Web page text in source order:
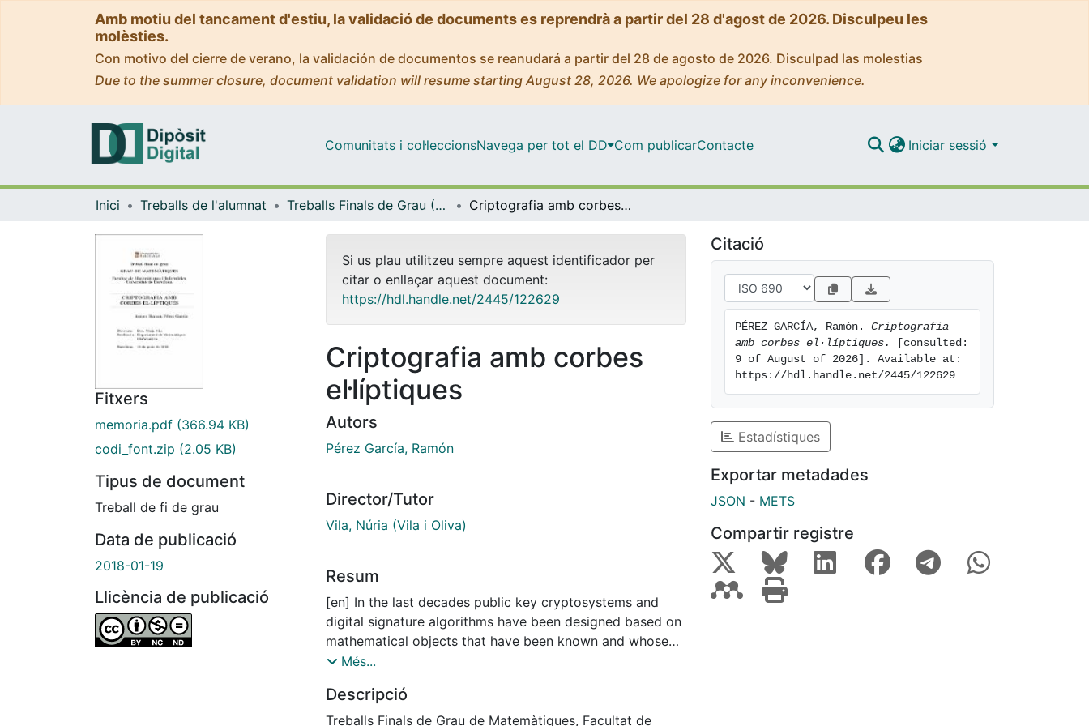
Amb motiu del tancament d'estiu, la validació de documents es reprendrà a partir del 28 d'agost de 2026. Disculpeu les
molèsties.
Con motivo del cierre de verano, la validación de documentos se reanudará a partir del 28 de agosto de 2026. Disculpad las molestias
Due to the summer closure, document validation will resume starting August 28, 2026. We apologize for any inconvenience.
Comunitats i col·leccionsNavega per tot el DD Com publicarContacte Iniciar sessió
Inici Treballs de l'alumnat Treballs Finals de Grau (TFG) - Matemàtiques Criptografia amb corbes el·líptiques
Fitxers
memoria.pdf (366.94 KB)
codi_font.zip (2.05 KB)
Tipus de document
Treball de fi de grau
Data de publicació
2018-01-19
Llicència de publicació
Si us plau utilitzeu sempre aquest identificador per
citar o enllaçar aquest document:
https://hdl.handle.net/2445/122629
Criptografia amb corbes
el·líptiques
Autors
Pérez García, Ramón
Director/Tutor
Vila, Núria (Vila i Oliva)
Resum
[en] In the last decades public key cryptosystems and
digital signature algorithms have been designed based on
mathematical objects that have been known and whose
properties have been studied for a long time: elliptic
The aim of this work is to study the basic properties of
elliptic curves in order to be able to understand the
Més...
Descripció
Treballs Finals de Grau de Matemàtiques, Facultat de
Citació
PÉREZ GARCÍA, Ramón. Criptografia
amb corbes el·líptiques.
[consulted:
9 of August of 2026]. Available at:
https://hdl.handle.net/2445/122629
Estadístiques
Exportar metadades
JSON - METS
Compartir registre